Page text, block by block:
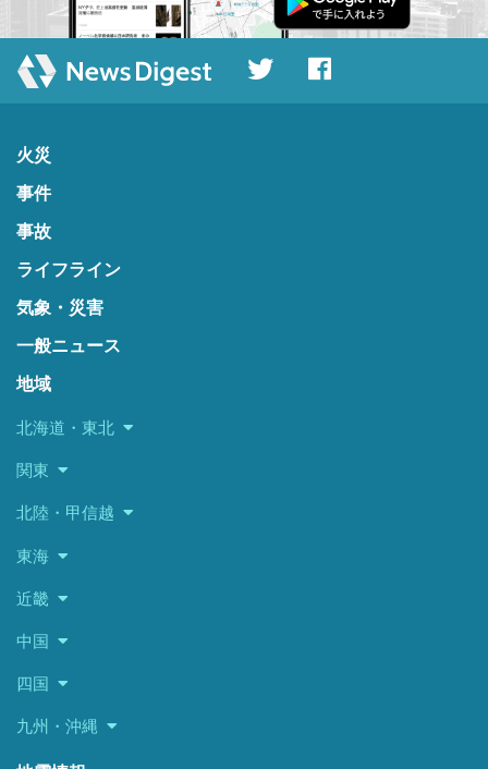
火災
事件
事故
ライフライン
気象・災害
一般ニュース
地域
北海道・東北
関東
北陸・甲信越
東海
近畿
中国
四国
九州・沖縄